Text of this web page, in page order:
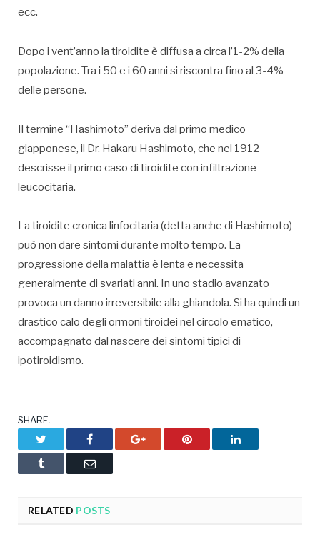
ecc.
Dopo i vent’anno la tiroidite è diffusa a circa l’1-2% della
popolazione. Tra i 50 e i 60 anni si riscontra fino al 3-4%
delle persone.
Il termine “Hashimoto” deriva dal primo medico
giapponese, il Dr. Hakaru Hashimoto, che nel 1912
descrisse il primo caso di tiroidite con infiltrazione
leucocitaria.
La tiroidite cronica linfocitaria (detta anche di Hashimoto)
può non dare sintomi durante molto tempo. La
progressione della malattia è lenta e necessita
generalmente di svariati anni. In uno stadio avanzato
provoca un danno irreversibile alla ghiandola. Si ha quindi un
drastico calo degli ormoni tiroidei nel circolo ematico,
accompagnato dal nascere dei sintomi tipici di
ipotiroidismo.
SHARE.
Facebook Google+ Pinterest LinkedIn
Tumblr Email
RELATED POSTS